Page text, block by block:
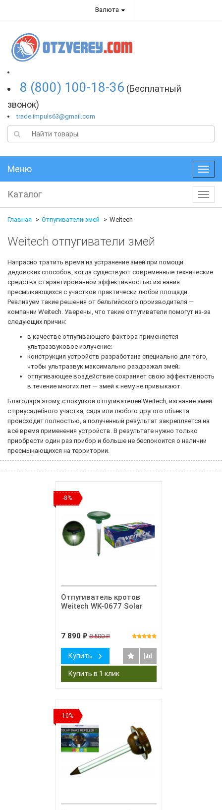
Валюта
8 (800) 100-18-36 (Бесплатный
звонок)
trade.impuls63@gmail.com
Меню
Меню
Каталог
Главная Отпугиватели змей Weitech
Weitech отпугиватели змей
Напрасно тратить время на устранение змей при помощи
дедовских способов, когда существуют современные технические
средства с гарантированной эффективностью изгнания
пресмыкающихся с участков практически любой площади.
Реализуем такие решения от бельгийского производителя —
компании Weitech. Уверены, что такие отпугиватели помогут из-за
следующих причин:
в качестве отпугивающего фактора применяется
ультразвуковое излучение;
конструкция устройств разработана специально для того,
чтобы ультразвук максимально раздражал змей;
отпугивающее воздействие сохраняет свою эффективность
в течение многих лет — змей к нему не привыкают.
Благодаря этому, с покупкой отпугивателей Weitech, изгнание змей
с приусадебного участка, сада или любого другого объекта
происходит полностью, а полученный результат закрепляется на
всё время применения устройств. В результате нужно только
приобрести один раз прибор и больше не беспокоится о наличии
пресмыкающихся на территории.
-8%
Отпугиватель кротов
Weitech WK-0677 Solar
7 890 ₽ 8 500₽
Купить
-10%